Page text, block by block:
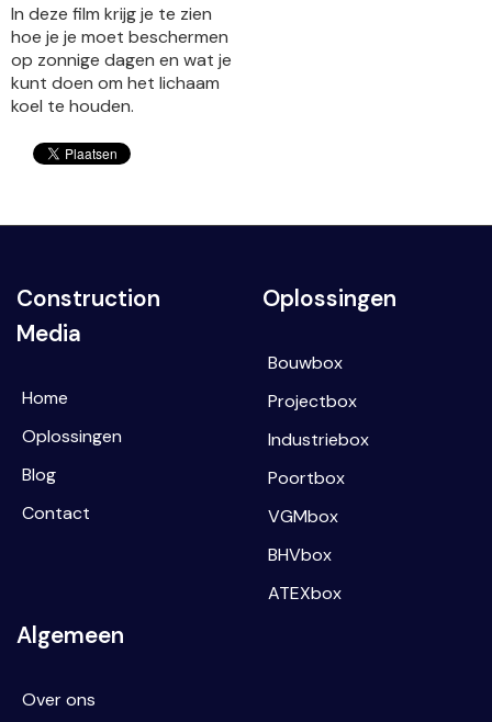
In deze film krijg je te zien
hoe je je moet beschermen
op zonnige dagen en wat je
kunt doen om het lichaam
koel te houden.
Construction
Media
Home
Oplossingen
Blog
Contact
Oplossingen
Bouwbox
Projectbox
Industriebox
Poortbox
VGMbox
BHVbox
ATEXbox
Algemeen
Over ons